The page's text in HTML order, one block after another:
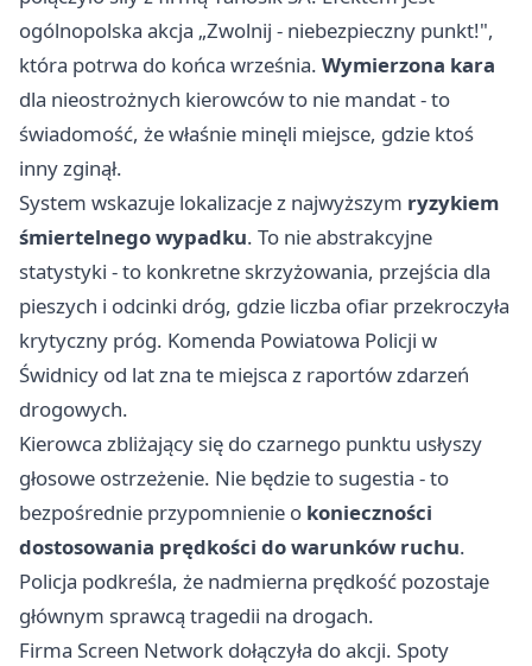
ogólnopolska akcja „Zwolnij - niebezpieczny punkt!",
która potrwa do końca września. Wymierzona kara
dla nieostrożnych kierowców to nie mandat - to
świadomość, że właśnie minęli miejsce, gdzie ktoś
inny zginął.
System wskazuje lokalizacje z najwyższym ryzykiem
śmiertelnego wypadku. To nie abstrakcyjne
statystyki - to konkretne skrzyżowania, przejścia dla
pieszych i odcinki dróg, gdzie liczba ofiar przekroczyła
krytyczny próg. Komenda Powiatowa Policji w
Świdnicy od lat zna te miejsca z raportów zdarzeń
drogowych.
Kierowca zbliżający się do czarnego punktu usłyszy
głosowe ostrzeżenie. Nie będzie to sugestia - to
bezpośrednie przypomnienie o konieczności
dostosowania prędkości do warunków ruchu.
Policja podkreśla, że nadmierna prędkość pozostaje
głównym sprawcą tragedii na drogach.
Firma Screen Network dołączyła do akcji. Spoty